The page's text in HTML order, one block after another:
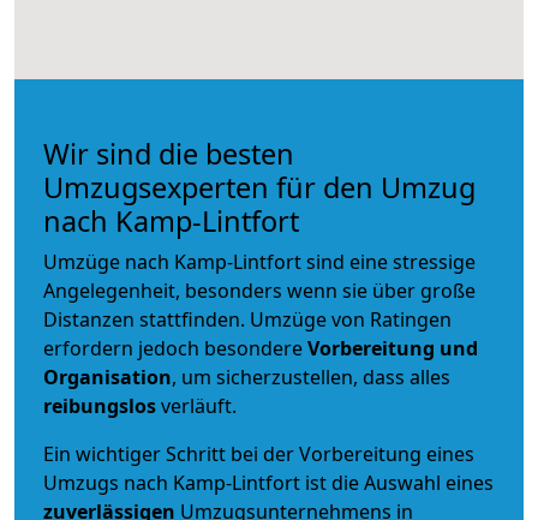
Wir sind die besten
Umzugsexperten für den Umzug
nach Kamp-Lintfort
Umzüge nach Kamp-Lintfort sind eine stressige
Angelegenheit, besonders wenn sie über große
Distanzen stattfinden. Umzüge von Ratingen
erfordern jedoch besondereVorbereitung und
Organisation, um sicherzustellen, dass alles
reibungslosverläuft.
Ein wichtiger Schritt bei der Vorbereitung eines
Umzugs nach Kamp-Lintfort ist die Auswahl eines
zuverlässigen Umzugsunternehmens in